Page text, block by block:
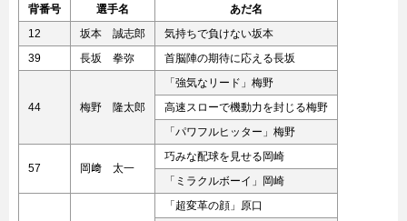
背番号 選手名
あだ名
12
坂本 誠志郎
気持ちで負けない坂本
39
長坂 拳弥 首脳陣の期待に応える長坂
44 梅野 隆太郎
「強気なリード」梅野
高速スローで機動力を封じる梅野
「パワフルヒッター」梅野
57 岡﨑 太一
巧みな配球を見せる岡崎
「ミラクルボーイ」岡崎
「超変革の顔」原口